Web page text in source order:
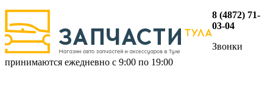
8 (4872) 71-
03-04
Звонки
принимаются ежедневно с 9:00 по 19:00